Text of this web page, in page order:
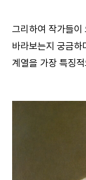
그리하여 작가들이
바라보는지 궁금하
계열을 가장 특징